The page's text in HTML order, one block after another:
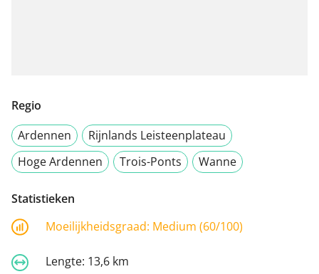
Regio
Ardennen
Rijnlands Leisteenplateau
Hoge Ardennen
Trois-Ponts Wanne
Statistieken
Moeilijkheidsgraad: Medium (60/100)
Lengte: 13,6 km